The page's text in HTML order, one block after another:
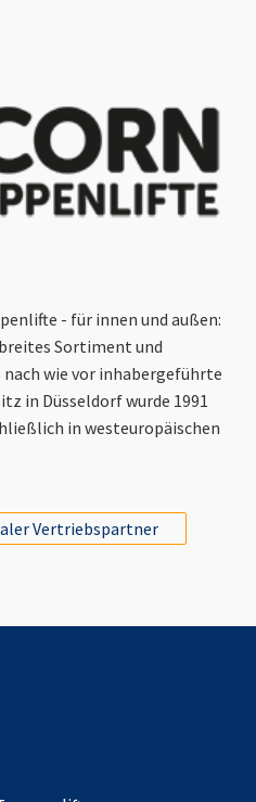
- für innen und außen:
Sortiment und
wie vor inhabergeführte
in Düsseldorf wurde 1991
in westeuropäischen
Vertriebspartner